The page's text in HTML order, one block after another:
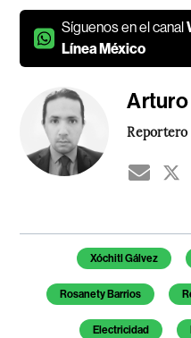
Síguenos en el canal
Línea México
Reportero
Temas de este artículo
Xóchitl Gálvez
Rosanety Barrios
Electricidad